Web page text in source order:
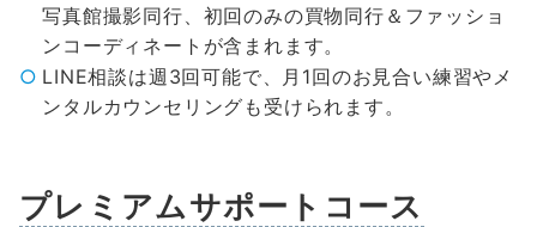
写真館撮影同行、初回のみの買物同行＆ファッショ
ンコーディネートが含まれます。
LINE相談は週3回可能で、月1回のお見合い練習やメ
ンタルカウンセリングも受けられます。
プレミアムサポートコース